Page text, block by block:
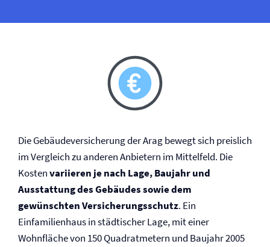
Die Gebäude­versicherung der Arag bewegt sich preislich
im Vergleich zu anderen Anbietern im Mittelfeld. Die
Kostenvariieren je nach Lage, Baujahr und
Ausstattung des Gebäudes sowie dem
gewünschten Versicherungsschutz. Ein
Einfamilienhaus in städtischer Lage, mit einer
Wohnfläche von 150 Quadratmetern und Baujahr 2005